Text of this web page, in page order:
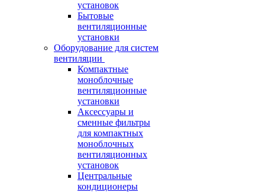
установок
Бытовые
вентиляционные
установки
Оборудование для систем
вентиляции
Компактные
моноблочные
вентиляционные
установки
Аксессуары и
сменные фильтры
для компактных
моноблочных
вентиляционных
установок
Центральные
кондиционеры